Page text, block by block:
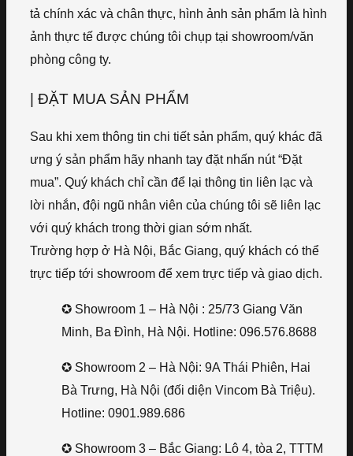
tả chính xác và chân thực, hình ảnh sản phẩm là hình
ảnh thực tế được chúng tôi chụp tại showroom/văn
phòng công ty.
| ĐẶT MUA SẢN PHẨM
Sau khi xem thông tin chi tiết sản phẩm, quý khác đã
ưng ý sản phẩm hãy nhanh tay đặt nhấn nút “Đặt
mua”. Quý khách chỉ cần để lại thông tin liên lạc và
lời nhắn, đội ngũ nhân viên của chúng tôi sẽ liên lạc
với quý khách trong thời gian sớm nhất.
Trường hợp ở Hà Nội, Bắc Giang, quý khách có thể
trực tiếp tới showroom để xem trực tiếp và giao dịch.
✪ Showroom 1 – Hà Nội : 25/73 Giang Văn
Minh, Ba Đình, Hà Nội. Hotline: 096.576.8688
✪ Showroom 2 – Hà Nội: 9A Thái Phiên, Hai
Bà Trưng, Hà Nội (đối diện Vincom Bà Triệu).
Hotline: 0901.989.686
✪ Showroom 3 – Bắc Giang: Lô 4, tòa 2, TTTM